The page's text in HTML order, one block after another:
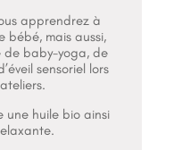
apprendrez à
bébé, mais aussi,
de baby-yoga, de
sensoriel lors
une huile bio ainsi